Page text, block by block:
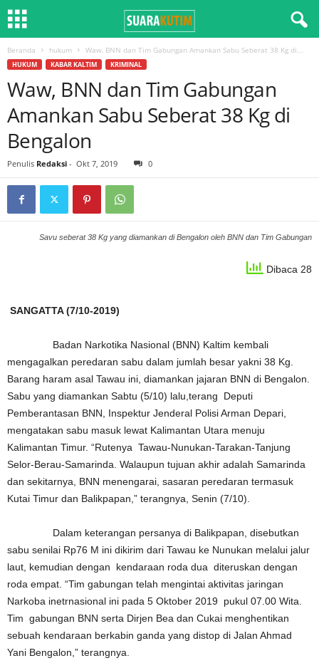
Beranda hukum Waw, BNN dan Tim Gabungan Amankan Sabu Seberat 38 Kg di...
HUKUM KABAR KALTIM KRIMINAL
Waw, BNN dan Tim Gabungan
Amankan Sabu Seberat 38 Kg di
Bengalon
Penulis Redaksi - Okt 7, 2019 0
Savu seberat 38 Kg yang diamankan di Bengalon oleh BNN dan Tim Gabungan
Dibaca 28
SANGATTA (7/10-2019)
Badan Narkotika Nasional (BNN) Kaltim kembali
mengagalkan peredaran sabu dalam jumlah besar yakni 38 Kg.
Barang haram asal Tawau ini, diamankan jajaran BNN di Bengalon.
Sabu yang diamankan Sabtu (5/10) lalu,terang Deputi
Pemberantasan BNN, Inspektur Jenderal Polisi Arman Depari,
mengatakan sabu masuk lewat Kalimantan Utara menuju
Kalimantan Timur. “Rutenya Tawau-Nunukan-Tarakan-Tanjung
Selor-Berau-Samarinda. Walaupun tujuan akhir adalah Samarinda
dan sekitarnya, BNN menengarai, sasaran peredaran termasuk
Kutai Timur dan Balikpapan,” terangnya, Senin (7/10).
Dalam keterangan persanya di Balikpapan, disebutkan
sabu senilai Rp76 M ini dikirim dari Tawau ke Nunukan melalui jalur
laut, kemudian dengan kendaraan roda dua diteruskan dengan
roda empat. “Tim gabungan telah mengintai aktivitas jaringan
Narkoba inetrnasional ini pada 5 Oktober 2019 pukul 07.00 Wita.
Tim gabungan BNN serta Dirjen Bea dan Cukai menghentikan
sebuah kendaraan berkabin ganda yang distop di Jalan Ahmad
Yani Bengalon,” terangnya.